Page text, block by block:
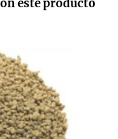
este producto